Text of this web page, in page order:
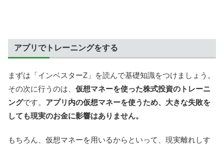
アプリでトレーニングをする
まずは「インベスターZ」を読んで基礎知識をつけましょう。
その次に行うのは、 仮想マネーを使った株式投資のトレーニ
ングです。 アプリ内の仮想マネーを使うため、大きな失敗を
しても現実のお金に影響はありません。
もちろん、仮想マネーを用いるからといって、現実離れしす